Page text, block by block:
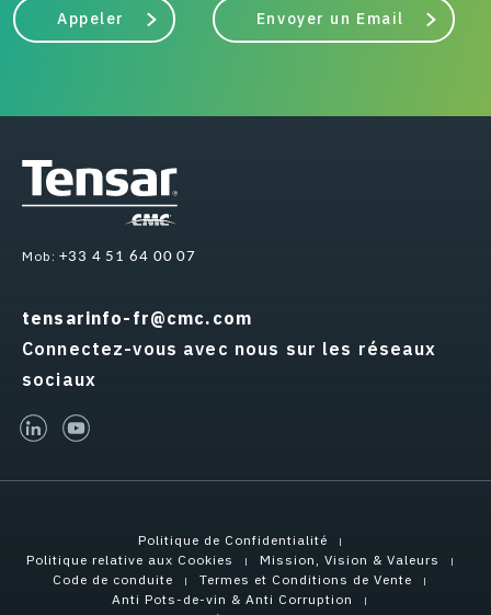
Appeler Envoyer un Email
Mob: +33 4 51 64 00 07
tensarinfo-fr@cmc.com
Connectez-vous avec nous sur les réseaux
sociaux
linked-inyoutube
Politique de Confidentialité
Politique relative aux Cookies
Mission, Vision & Valeurs
Code de conduite
Termes et Conditions de Vente
Anti Pots-de-vin & Anti Corruption